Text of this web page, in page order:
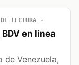
LECTURA
en linea
de Venezuela,